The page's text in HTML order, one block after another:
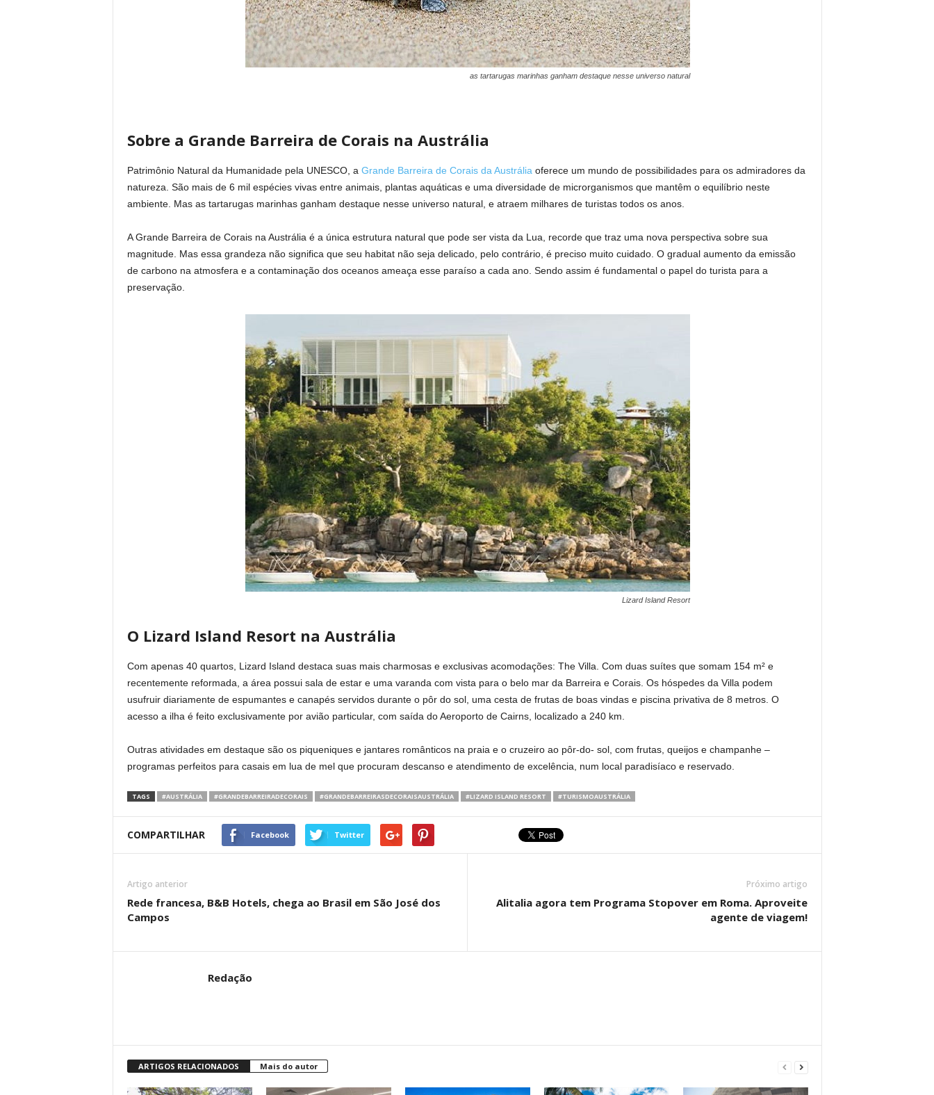
as tartarugas marinhas ganham destaque nesse universo natural
Sobre a Grande Barreira de Corais na Austrália
Patrimônio Natural da Humanidade pela UNESCO, a Grande Barreira de Corais da Austrália oferece um mundo de possibilidades para os admiradores da
natureza. São mais de 6 mil espécies vivas entre animais, plantas aquáticas e uma diversidade de microrganismos que mantêm o equilíbrio neste
ambiente. Mas as tartarugas marinhas ganham destaque nesse universo natural, e atraem milhares de turistas todos os anos.
A Grande Barreira de Corais na Austrália é a única estrutura natural que pode ser vista da Lua, recorde que traz uma nova perspectiva sobre sua
magnitude. Mas essa grandeza não significa que seu habitat não seja delicado, pelo contrário, é preciso muito cuidado. O gradual aumento da emissão
de carbono na atmosfera e a contaminação dos oceanos ameaça esse paraíso a cada ano. Sendo assim é fundamental o papel do turista para a
preservação.
Lizard Island Resort
O Lizard Island Resort na Austrália
Com apenas 40 quartos, Lizard Island destaca suas mais charmosas e exclusivas acomodações: The Villa. Com duas suítes que somam 154 m² e
recentemente reformada, a área possui sala de estar e uma varanda com vista para o belo mar da Barreira e Corais. Os hóspedes da Villa podem
usufruir diariamente de espumantes e canapés servidos durante o pôr do sol, uma cesta de frutas de boas vindas e piscina privativa de 8 metros. O
acesso a ilha é feito exclusivamente por avião particular, com saída do Aeroporto de Cairns, localizado a 240 km.
Outras atividades em destaque são os piqueniques e jantares românticos na praia e o cruzeiro ao pôr-do- sol, com frutas, queijos e champanhe –
programas perfeitos para casais em lua de mel que procuram descanso e atendimento de excelência, num local paradisíaco e reservado.
TAGS #AUSTRÁLIA #GRANDEBARREIRADECORAIS #GRANDEBARREIRASDECORAISAUSTRÁLIA #LIZARD ISLAND RESORT #TURISMOAUSTRÁLIA
COMPARTILHAR Facebook Twitter
Artigo anterior
Rede francesa, B&B Hotels, chega ao Brasil em São José dos
Campos
Próximo artigo
Alitalia agora tem Programa Stopover em Roma. Aproveite
agente de viagem!
Redação
ARTIGOS RELACIONADOS Mais do autor